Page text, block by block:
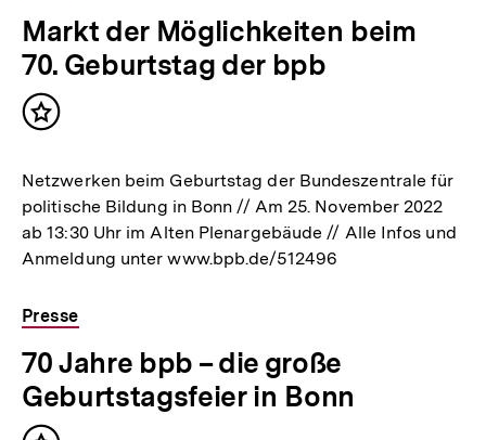
Markt der Möglichkeiten beim
70. Geburtstag der bpb
Inhalt
Netzwerken beim Geburtstag der Bundeszentrale für
politische Bildung in Bonn // Am 25. November 2022
ab 13:30 Uhr im Alten Plenargebäude // Alle Infos und
Anmeldung unter www.bpb.de/512496
Presse
70 Jahre bpb – die große
Geburtstagsfeier in Bonn